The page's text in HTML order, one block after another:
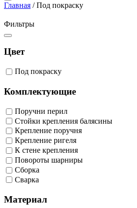
Главная /Под покраску
Фильтры
Цвет
Под покраску
Комплектующие
Поручни перил
Стойки крепления балясины
Крепление поручня
Крепление ригеля
К стене крепления
Повороты шарниры
Сборка
Сварка
Материал